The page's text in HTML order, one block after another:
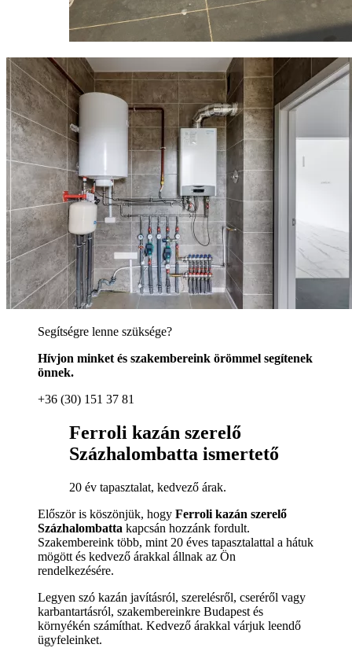
Segítségre lenne szüksége?
Hívjon minket és szakembereink örömmel segítenek
önnek.
+36 (30) 151 37 81
Ferroli kazán szerelő
Százhalombatta ismertető
20 év tapasztalat, kedvező árak.
Először is köszönjük, hogy Ferroli kazán szerelő
Százhalombatta kapcsán hozzánk fordult.
Szakembereink több, mint 20 éves tapasztalattal a hátuk
mögött és kedvező árakkal állnak az Ön
rendelkezésére.
Legyen szó kazán javításról, szerelésről, cseréről vagy
karbantartásról, szakembereinkre Budapest és
környékén számíthat. Kedvező árakkal várjuk leendő
ügyfeleinket.